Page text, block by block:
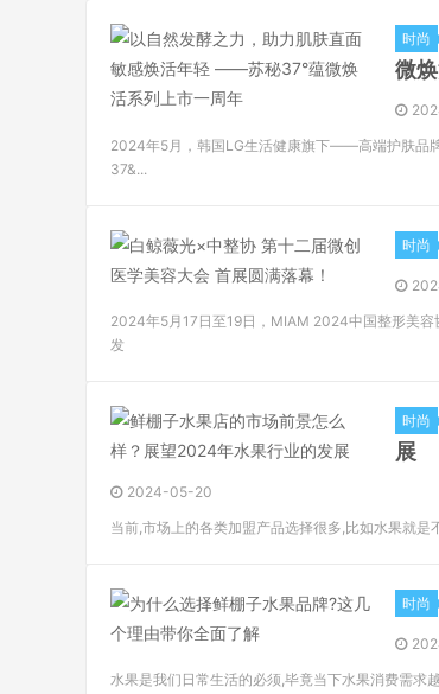
时尚
微
2024年5月，韩国LG生活健康旗下——高端护肤品
37&...
时尚
2024年5月17日至19日，MIAM 2024中国整形美
发
时尚
展
2024-05-20
当前,市场上的各类加盟产品选择很多,比如水果就
时尚
水果是我们日常生活的必须,毕竟当下水果消费需求